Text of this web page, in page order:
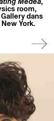
room,
dans
York.